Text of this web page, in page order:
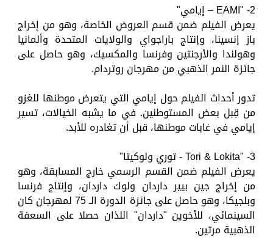
2- "EAMI – إيامي"
يعرض الفيلم ضمن قسم العروض الخاصة، وهو من إخراج
باز إنسينا، وإنتاج باراجواي والولايات المتحدة وألمانيا
وهولندا والأرجنتين وفرنسا والمكسيك، وهو حاصل على
جائزة النمر الذهبي من مهرجان روتردام.
تدور أحداث الفيلم حول إيامي التي يتعرض موطنها للغزو
من قِبل بعض المستوطنين. في ما يشبه الخيالات، تسير
إيامي في غابات موطنها، قبل أن تغادره للأبد.
3- "Tori & Lokita - توري ولوكيتا"
يعرض الفيلم ضمن القسم الرسمي خارج المسابقة، وهو
من إخراج جين بيير داردان ولوك داردان، وإنتاج فرنسا
وبلجيكا، وهو حاصل على جائزة الدورة الـ 75 لمهرجان كان
السينمائي، للأخوين "داردان" اللذان حصلا على السعفة
الذهبية مرتين.